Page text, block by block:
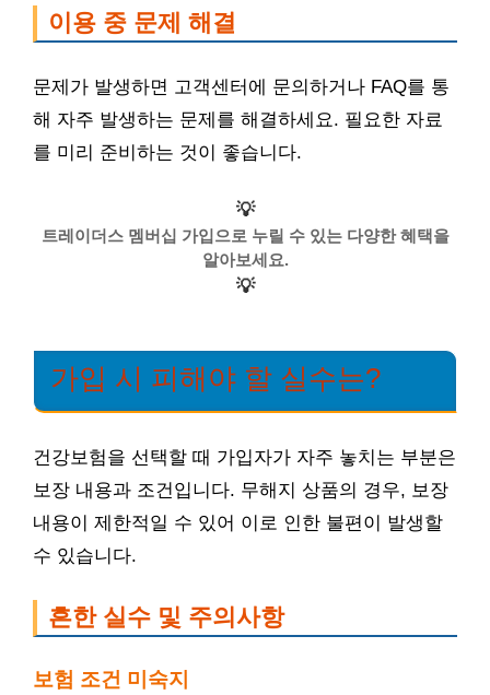
이용 중 문제 해결
문제가 발생하면 고객센터에 문의하거나 FAQ를 통
해 자주 발생하는 문제를 해결하세요. 필요한 자료
를 미리 준비하는 것이 좋습니다.
💡
트레이더스 멤버십 가입으로 누릴 수 있는 다양한 혜택을
알아보세요.
💡
가입 시 피해야 할 실수는?
건강보험을 선택할 때 가입자가 자주 놓치는 부분은
보장 내용과 조건입니다. 무해지 상품의 경우, 보장
내용이 제한적일 수 있어 이로 인한 불편이 발생할
수 있습니다.
흔한 실수 및 주의사항
보험 조건 미숙지